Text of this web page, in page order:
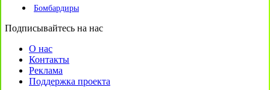
Бомбардиры
Подписывайтесь на нас
О нас
Контакты
Реклама
Поддержка проекта